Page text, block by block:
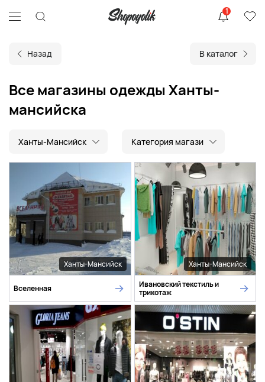
1
Назад В каталог
Все магазины одежды Ханты-
мансийска
Ханты-Мансийск Категория магази
Ханты-Мансийск
Вселенная
Ханты-Мансийск
Ивановский текстиль и
трикотаж